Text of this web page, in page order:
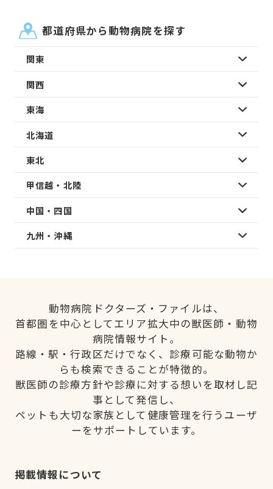
都道府県から動物病院を探す
関東
関西
東海
北海道
東北
甲信越・北陸
中国・四国
九州・沖縄
動物病院ドクターズ・ファイルは、
首都圏を中心としてエリア拡大中の獣医師・動物
病院情報サイト。
路線・駅・行政区だけでなく、診療可能な動物か
らも検索できることが特徴的。
獣医師の診療方針や診療に対する想いを取材し記
事として発信し、
ペットも大切な家族として健康管理を行うユーザ
ーをサポートしています。
掲載情報について